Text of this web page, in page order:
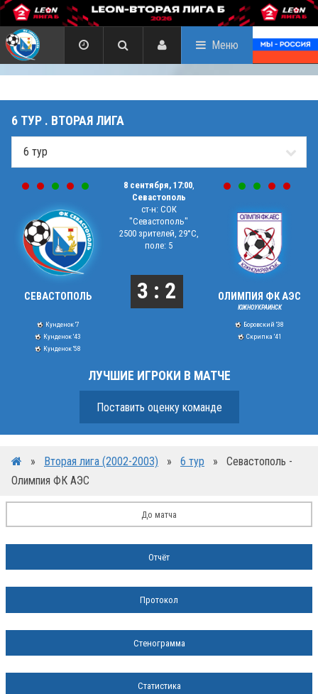
Меню
6 ТУР . ВТОРАЯ ЛИГА
СЕВАСТОПОЛЬ
Кунденок '7
Кунденок '43
Кунденок '58
8 сентября, 17:00,
Севастополь
ст-н: СОК
"Севастополь"
2500 зрителей, 29°C,
поле: 5
3 : 2 ОЛИМПИЯ ФК АЭС
ЮЖНОУКРАИНСК
Боровский '38
Скрипка '41
ЛУЧШИЕ ИГРОКИ В МАТЧЕ
Поставить оценку команде
» Вторая лига (2002-2003) » 6 тур »
Севастополь -
Олимпия ФК АЭС
До матча
Отчёт
Протокол
Стенограмма
Статистика